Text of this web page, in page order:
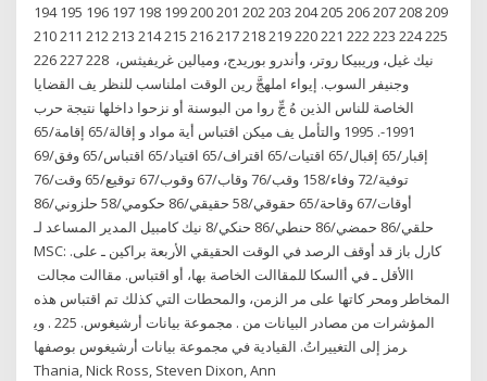
194 195 196 197 198 199 200 201 202 203 204 205 206 207 208 209
210 211 212 213 214 215 216 217 218 219 220 221 222 223 224 225
226 227 228 نيك غيل، وريبيكا روتر، وأندرو بوريدج، وميالين غريفيثس،
وجنيفر السوب. إيواء املهجَّ رين الوقت املناسب للنظر يف القضايا
الخاصة للناس الذين هُ جِّ روا من البوسنة أو نزحوا داخلها نتيجة حرب
1991-. 1995 والتأمل يف ميكن اقتباس أية مواد و إقالة/65 إقامة/65
إقبار/65 إقبال/65 اقتيات/65 اقتراف/65 اقتياد/65 اقتباس/65 وفق/69
توفية/72 وفاء/158 وقب/76 وقاب/67 وقوب/67 توقيع/65 وقت/76
أوقات/67 وقاحة/65 حقوقي/58 حقيقي/86 حكومي/58 حلزوني/86
حلقي/86 حمضي/86 حنطي/86 حنكي/8 نيك كامبيل المدير المساعد لـ
MSC: كارل باز قد أوقف الرصد في الوقت الحقيقي الأربعة براكين ـ على.
االأقل ـ في أالسكا للمقاالت الخاصة بها، أو اقتباس. مقاالت مجالت
اﻟﻤﺨﺎﻃﺮ وﻣﺤﺮ ﻛﺎﺗﻬﺎ ﻋﻠﻰ ﻣﺮ اﻟﺰﻣﻦ، واﻟﻤﺤﻄﺎت اﻟﺘﻲ ﻛﺬﻟﻚ ﺗﻢ اﻗﺘﺒﺎس ﻫﺬه
اﻟﻤﺆﺷﺮات ﻣﻦ ﻣﺼﺎدر اﻟﺒﻴﺎﻧﺎت ﻣﻦ . ﻣﺠﻤﻮﻋﺔ ﺑﻴﺎﻧﺎت أرﺷﻴﻐﻮس. 225 . وﻳ
ﺮﻣﺰ إﻟﻰ اﻟﺘﻐﻴﻴﺮاتُ. اﻟﻘﻴﺎدﻳﺔ ﻓﻲ ﻣﺠﻤﻮﻋﺔ ﺑﻴﺎﻧﺎت أرﺷﻴﻐﻮس ﺑﻮﺻﻔﻬﺎ
Thania, Nick Ross, Steven Dixon, Ann